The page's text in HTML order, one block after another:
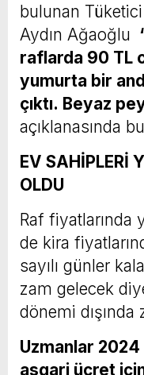
bulunan
Aydın Ağaoğlu
raflarda 90 TL
yumurta bir
çıktı. Beyaz
açıklanasında
EV SAHİPLERİ
OLDU
Raf fiyatlarında
de kira
sayılı günler
zam gelecek
dönemi dışında
Uzmanlar 2024
asgari ücret